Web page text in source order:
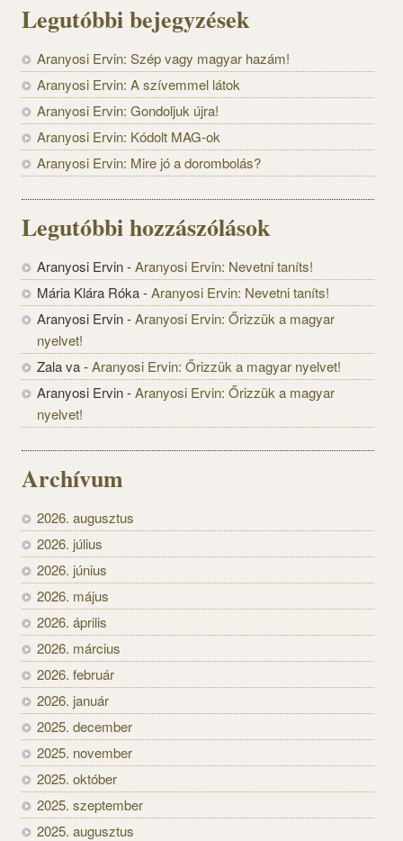
Legutóbbi bejegyzések
Aranyosi Ervin: Szép vagy magyar hazám!
Aranyosi Ervin: A szívemmel látok
Aranyosi Ervin: Gondoljuk újra!
Aranyosi Ervin: Kódolt MAG-ok
Aranyosi Ervin: Mire jó a dorombolás?
Legutóbbi hozzászólások
Aranyosi Ervin-Aranyosi Ervin: Nevetni taníts!
Mária Klára Róka-Aranyosi Ervin: Nevetni taníts!
Aranyosi Ervin-Aranyosi Ervin: Őrizzük a magyar
nyelvet!
Zala va-Aranyosi Ervin: Őrizzük a magyar nyelvet!
Aranyosi Ervin-Aranyosi Ervin: Őrizzük a magyar
nyelvet!
Archívum
2026. augusztus
2026. július
2026. június
2026. május
2026. április
2026. március
2026. február
2026. január
2025. december
2025. november
2025. október
2025. szeptember
2025. augusztus